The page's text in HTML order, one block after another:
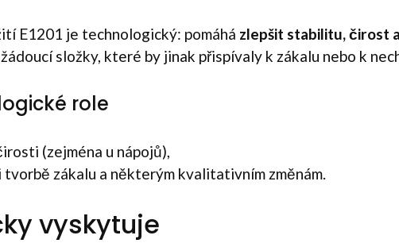
E1201 je technologický: pomáhá zlepšit stabilitu, čirost
složky, které by jinak přispívaly k zákalu nebo k
role
(zejména u nápojů),
zákalu a některým kvalitativním změnám.
vyskytuje